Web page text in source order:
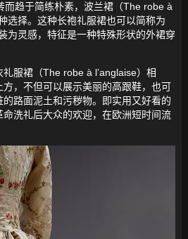
而趋于简练朴素，波兰裙（The robe à
选择。这种长袍礼服裙也可以简称为
为灵感，特征是一种特殊形状的外裙穿
服裙（The robe à l’anglaise）相
，不但可以展示美丽的高跟鞋，也可
路面泥土和污秽物。即实用又好看的
洗礼后大众的欢迎，在欧洲短时间流